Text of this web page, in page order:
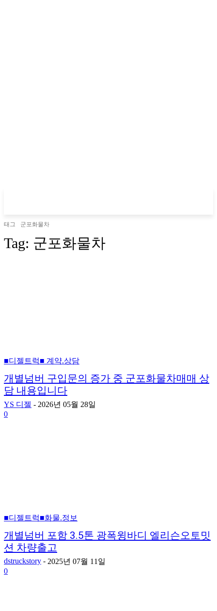
태그 군포화물차
Tag: 군포화물차
■디젤트럭■ 계약.상담
개별넘버 구입문의 증가 중 군포화물차매매 상
담 내용입니다
YS 디젤 - 2026년 05월 28일
0
■디젤트럭■화물.정보
개별넘버 포함 3.5톤 광폭윙바디 엘리슨오토밋
션 차량출고
dstruckstory - 2025년 07월 11일
0